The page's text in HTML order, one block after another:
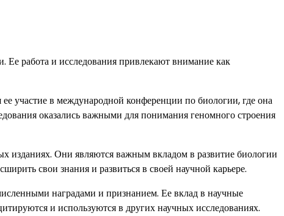
Ее работа и исследования привлекают внимание как
ее участие в международной конференции по биологии, где она
оказались важными для понимания геномного строения
изданиях. Они являются важным вкладом в развитие биологии
свои знания и развиться в своей научной карьере.
наградами и признанием. Ее вклад в научные
и используются в других научных исследованиях.